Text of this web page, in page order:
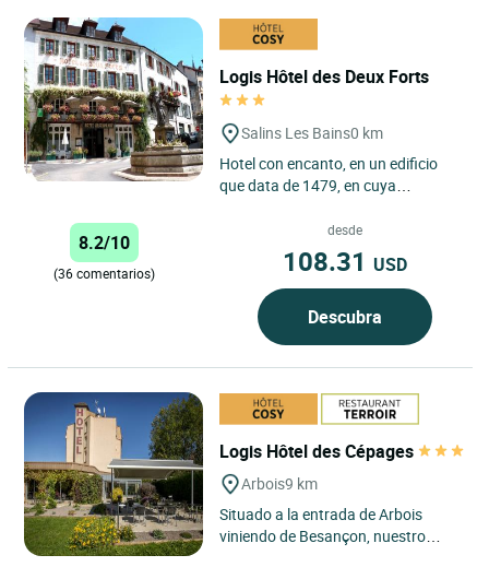
Logis Hôtel des Deux Forts
Salins Les Bains0 km
Hotel con encanto, en un edificio
que data de 1479, en cuya
autenticidad, a la vez que se...
8.2/10
(36 comentarios)
desde
108.31 USD
Descubra
Logis Hôtel des Cépages
Arbois9 km
Situado a la entrada de Arbois
viniendo de Besançon, nuestro